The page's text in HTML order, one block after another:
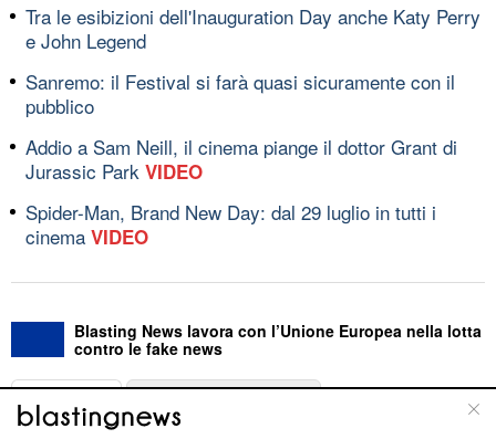
Tra le esibizioni dell'Inauguration Day anche Katy Perry
e John Legend
Sanremo: il Festival si farà quasi sicuramente con il
pubblico
Addio a Sam Neill, il cinema piange il dottor Grant di
Jurassic Park VIDEO
Spider-Man, Brand New Day: dal 29 luglio in tutti i
cinema VIDEO
Blasting News lavora con l’Unione Europea nella lotta
contro le fake news
ABOUT